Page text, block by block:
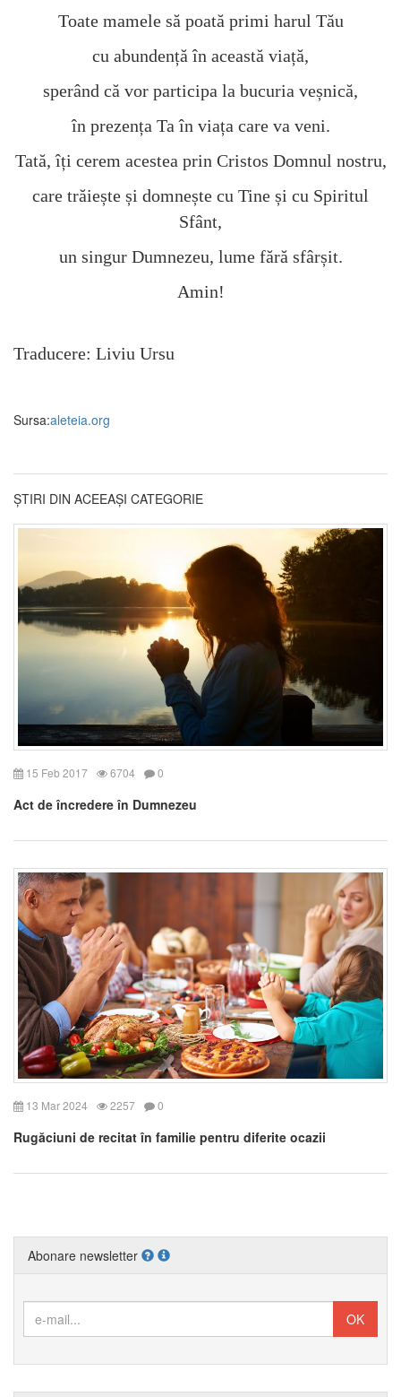
Toate mamele să poată primi harul Tău
cu abundență în această viață,
sperând că vor participa la bucuria veșnică,
în prezența Ta în viața care va veni.
Tată, îți cerem acestea prin Cristos Domnul nostru,
care trăiește și domnește cu Tine și cu Spiritul
Sfânt,
un singur Dumnezeu, lume fără sfârșit.
Amin!
Traducere: Liviu Ursu
Sursa:aleteia.org
ȘTIRI DIN ACEEAȘI CATEGORIE
15 Feb 2017 6704 0
Act de încredere în Dumnezeu
13 Mar 2024 2257 0
Rugăciuni de recitat în familie pentru diferite ocazii
Abonare newsletter